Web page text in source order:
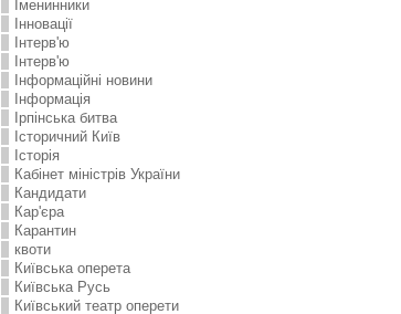
Іменинники
Інновації
Інтерв'ю
Інтерв'ю
Інформаційні новини
Інформація
Ірпінська битва
Історичний Київ
Історія
Кабінет міністрів України
Кандидати
Кар'єра
Карантин
квоти
Київська оперета
Київська Русь
Київський театр оперети